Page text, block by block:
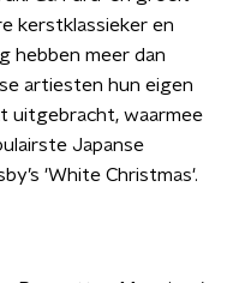
kerstklassieker en
hebben meer dan
artiesten hun eigen
uitgebracht, waarmee
Japanse
'White Christmas'.